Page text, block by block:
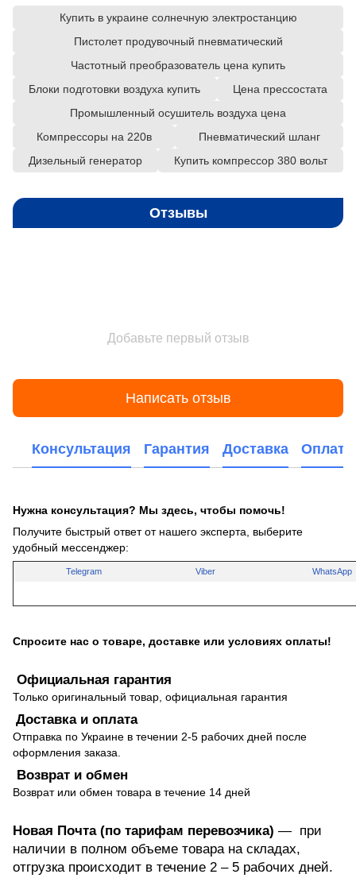
Купить в украине солнечную электростанцию
Пистолет продувочный пневматический
Частотный преобразователь цена купить
Блоки подготовки воздуха купить
Цена прессостата
Промышленный осушитель воздуха цена
Компрессоры на 220в
Пневматический шланг
Дизельный генератор
Купить компрессор 380 вольт
Отзывы
Добавьте первый отзыв
Написать отзыв
Консультация Гарантия Доставка Оплата
Нужна консультация? Мы здесь, чтобы помочь!
Получите быстрый ответ от нашего эксперта, выберите
удобный мессенджер:
Telegram Viber WhatsApp
Спросите нас о товаре, доставке или условиях оплаты!
Официальная гарантия
Только оригинальный товар, официальная гарантия
Доставка и оплата
Отправка по Украине в течении 2-5 рабочих дней после
оформления заказа.
Возврат и обмен
Возврат или обмен товара в течение 14 дней
Новая Почта (по тарифам перевозчика) — при
наличии в полном объеме товара на складах,
отгрузка происходит в течение 2 – 5 рабочих дней.